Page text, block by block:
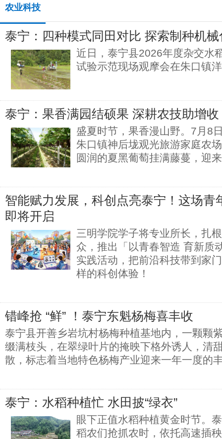
农业科技
泰宁：四种模式同田对比 探索制种机
近日，泰宁县2026年度杂交水
试验示范现场观摩会在朱口镇
泰宁：果香满园结硕果 深耕农技助增收
盛夏时节，果香漫山野。7月8
朱口镇神后垅观光旅游家庭农
圆润的夏黑葡萄挂满藤蔓，迎
智能赋力发展，科创点亮泰宁！这场青
即将开启
三明学院学子将专业所长，扎
众，推出「以青春智造 育新质
实践活动，把前沿科技带到家
样的科创体验！
错峰抢 “鲜” ！泰宁东魁杨梅喜丰收
泰宁县开善乡岩坑村杨梅种植基地内，一颗颗
缀满枝头，在翠绿叶片的掩映下格外诱人，清
散，标志着当地特色杨梅产业迎来一年一度的
泰宁：水稻种植忙 水田披“绿衣”
眼下正值水稻种植黄金时节。
稻农们抢抓农时，依托高速插